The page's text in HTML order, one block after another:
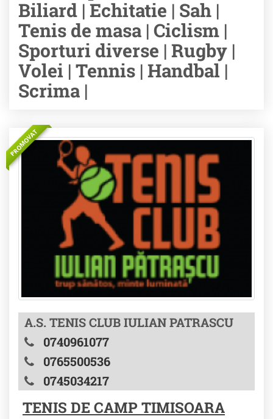
Biliard | Echitatie | Sah |
Tenis de masa | Ciclism |
Sporturi diverse | Rugby |
Volei | Tennis | Handbal |
Scrima |
PROMOVAT
A.S. TENIS CLUB IULIAN PATRASCU
0740961077
0765500536
0745034217
TENIS DE CAMP TIMISOARA